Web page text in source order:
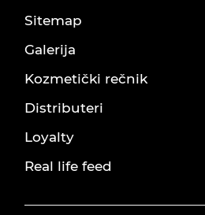
Sitemap
Galerija
Kozmetički rečnik
Distributeri
Loyalty
Real life feed